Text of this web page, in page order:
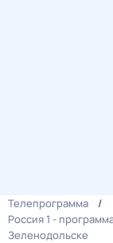
Телепрограмма
Россия 1 -
Зеленодольске